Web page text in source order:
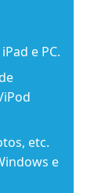
e PC.
etc.
e